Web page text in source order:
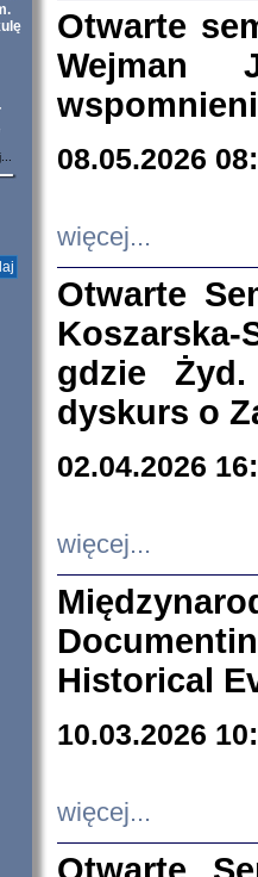
Otwarte
Wejman
08.05.2026
więcej...
Otwarte
Koszarska-
gdzie
dyskurs o
02.04.2026
więcej...
Historical
10.03.2026
więcej...